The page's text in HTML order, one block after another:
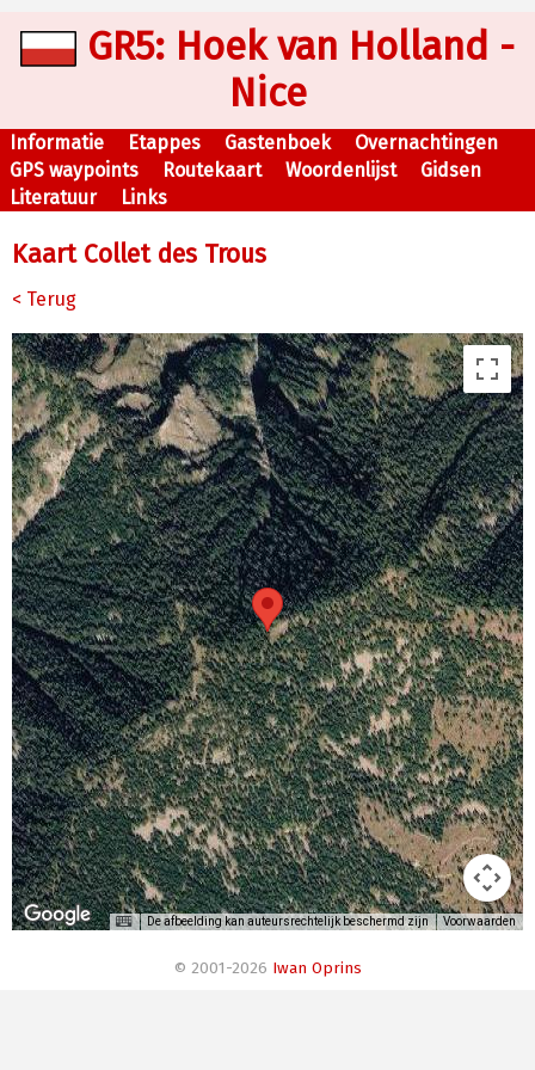
GR5: Hoek van Holland -
Nice
Informatie Etappes Gastenboek
Overnachtingen
GPS waypoints
Routekaart Woordenlijst
Gidsen
Literatuur
Links
Kaart Collet des Trous
< Terug
De afbeelding kan auteursrechtelijk beschermd zijn Voorwaarden
© 2001-2026 Iwan Oprins